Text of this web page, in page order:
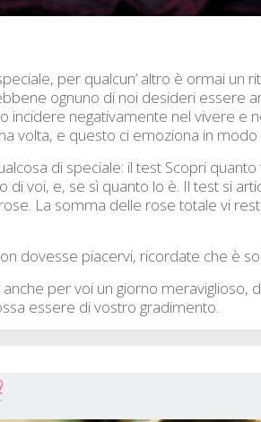
per qualcun’ altro è ormai un
ognuno di noi desideri essere
incidere negativamente nel vivere e
volta, e questo ci emoziona in modo
di speciale: il test Scopri
voi, e, se sì quanto lo è. Il test si
La somma delle rose totale vi
dovesse piacervi, ricordate che è
per voi un giorno meraviglioso,
essere di vostro gradimento.